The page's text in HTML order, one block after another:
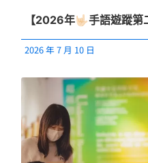
【2026年🤟🏻手語遊蹤第
2026 年 7 月 10 日